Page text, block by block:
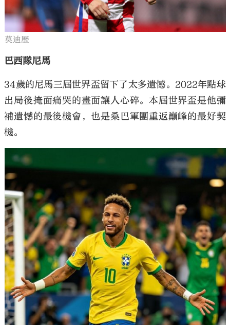
莫迪歷
巴西隊尼馬
34歲的尼馬三屆世界盃留下了太多遺憾。2022年點球
出局後掩面痛哭的畫面讓人心碎。本屆世界盃是他彌
補遺憾的最後機會，也是桑巴軍團重返巔峰的最好契
機。